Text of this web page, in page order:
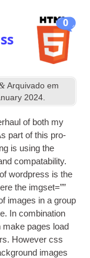
0
Arquivado em
2024.
of both my
part of this pro­
is using the
com­pat­ab­il­ity.
word­press is the
the img­set=””
images in a group
.
In com­bin­a­tion
pages load
. How­ever css
images